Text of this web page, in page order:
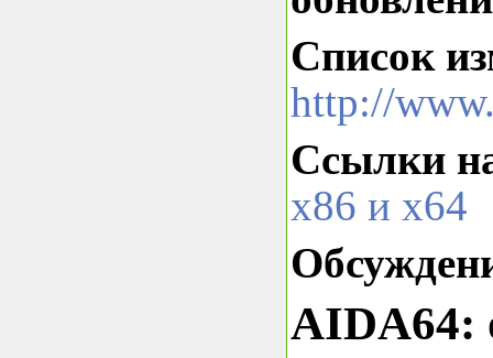
Список
http://
Ссылки
x86 и x64
AIDA64: